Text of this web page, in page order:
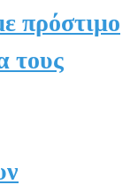
πρόστιμο
τους